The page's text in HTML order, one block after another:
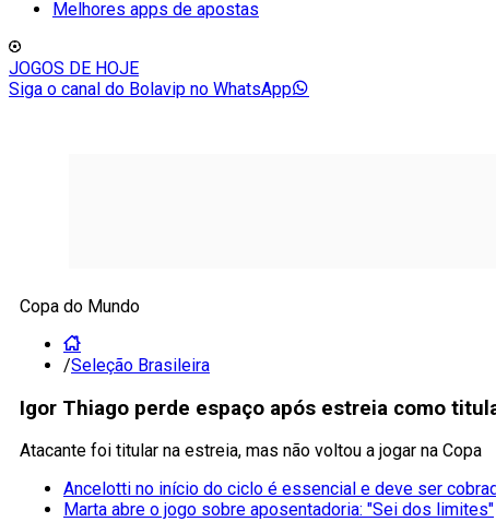
Melhores apps de apostas
JOGOS DE HOJE
Siga o canal do Bolavip no WhatsApp
Copa do Mundo
/Seleção Brasileira
Igor Thiago perde espaço após estreia como
Atacante foi titular na estreia, mas não voltou a jogar na Copa
Ancelotti no início do ciclo é essencial e deve ser
Marta abre o jogo sobre aposentadoria: "Sei dos limites"